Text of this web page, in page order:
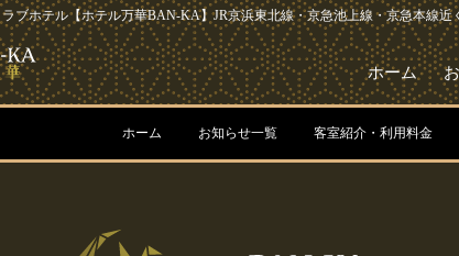
ブホテル【ホテル万華BAN-KA】JR京浜東北線・京急池上線・京急本線近
ホーム
ホーム お知らせ一覧 客室紹介・利用料金